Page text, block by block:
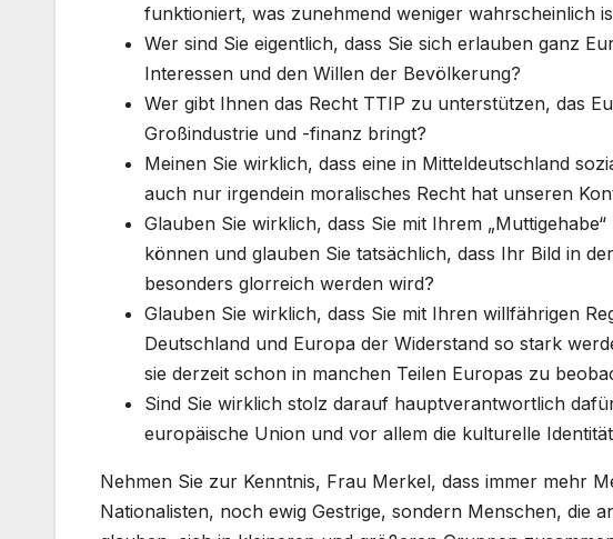
funktioniert, was zunehmend weniger wahrscheinlich
Wer sind Sie eigentlich, dass Sie sich erlauben ganz
Interessen und den Willen der Bevölkerung?
Wer gibt Ihnen das Recht TTIP zu unterstützen, das
Großindustrie und -finanz bringt?
Meinen Sie wirklich, dass eine in Mitteldeutschland
auch nur irgendein moralisches Recht hat unseren
Glauben Sie wirklich, dass Sie mit Ihrem
können und glauben Sie tatsächlich, dass Ihr Bild in
besonders glorreich werden wird?
Glauben Sie wirklich, dass Sie mit Ihren willfährigen
Deutschland und Europa der Widerstand so stark
sie derzeit schon in manchen Teilen Europas zu
Sind Sie wirklich stolz darauf hauptverantwortlich
europäische Union und vor allem die kulturelle
Nehmen Sie zur Kenntnis, Frau Merkel, dass immer mehr
Nationalisten, noch ewig Gestrige, sondern Menschen, die